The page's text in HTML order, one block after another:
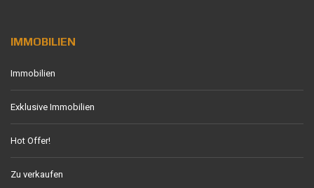
IMMOBILIEN
Immobilien
Exklusive Immobilien
Hot Offer!
Zu verkaufen